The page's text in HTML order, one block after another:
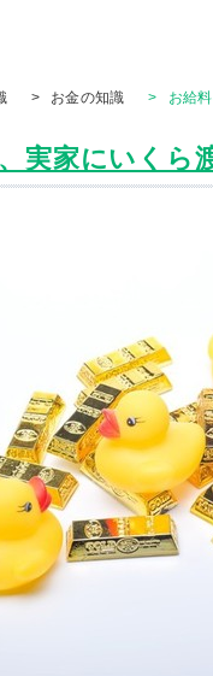
> お金の知識 > お給
実家にいくら